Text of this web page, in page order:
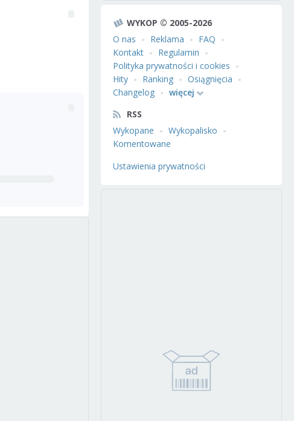
WYKOP © 2005-2026
O nas
Reklama
FAQ
Kontakt
Regulamin
Polityka prywatności i cookies
Hity
Ranking
Osiągnięcia
Changelog
więcej
RSS
Wykopane
Wykopalisko
Komentowane
Ustawienia prywatności